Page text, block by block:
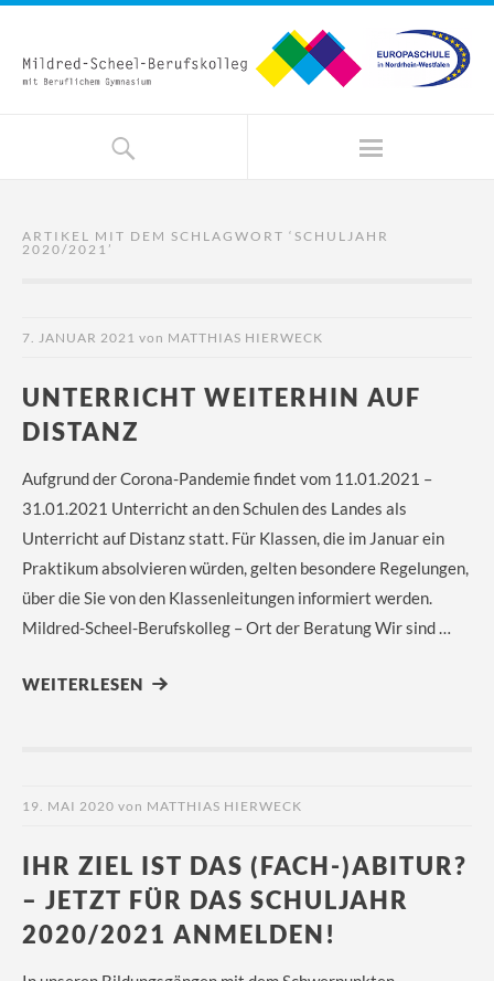
ARTIKEL MIT DEM SCHLAGWORT ‘ SCHULJAHR
2020/2021 ’
7. JANUAR 2021 von MATTHIAS HIERWECK
UNTERRICHT WEITERHIN AUF
DISTANZ
Aufgrund der Corona-Pandemie findet vom 11.01.2021 –
31.01.2021 Unterricht an den Schulen des Landes als
Unterricht auf Distanz statt. Für Klassen, die im Januar ein
Praktikum absolvieren würden, gelten besondere Regelungen,
über die Sie von den Klassenleitungen informiert werden.
Mildred-Scheel-Berufskolleg – Ort der Beratung Wir sind …
WEITERLESEN
19. MAI 2020 von MATTHIAS HIERWECK
IHR ZIEL IST DAS (FACH-)ABITUR?
– JETZT FÜR DAS SCHULJAHR
2020/2021 ANMELDEN!